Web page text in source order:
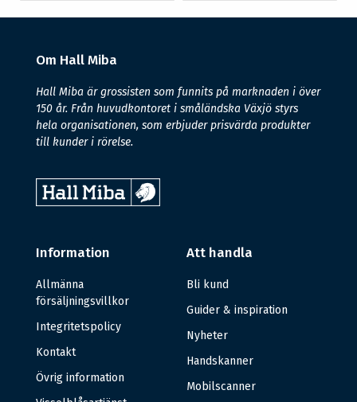
Om Hall Miba
Hall Miba är grossisten som funnits på marknaden i över
150 år. Från huvudkontoret i småländska Växjö styrs
hela organisationen, som erbjuder prisvärda produkter
till kunder i rörelse.
Information
Allmänna
försäljningsvillkor
Integritetspolicy
Kontakt
Övrig information
Att handla
Bli kund
Guider & inspiration
Nyheter
Handskanner
Mobilscanner